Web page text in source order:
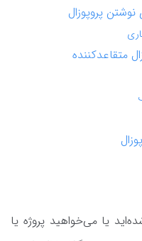
نوشتن پروپوزال
متقاعدکننده
یا می‌خواهید پروژه یا